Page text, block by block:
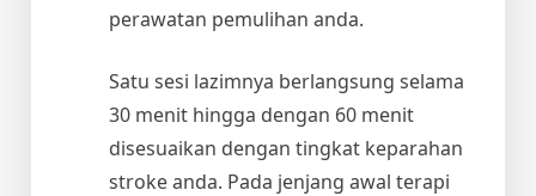
perawatan pemulihan anda.
Satu sesi lazimnya berlangsung selama
30 menit hingga dengan 60 menit
disesuaikan dengan tingkat keparahan
stroke anda. Pada jenjang awal terapi